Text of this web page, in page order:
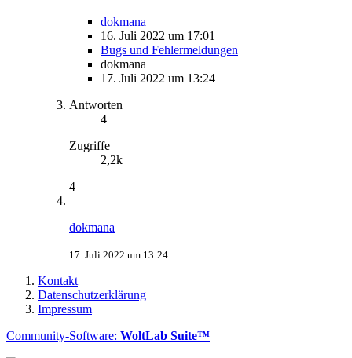
dokmana
16. Juli 2022 um 17:01
Bugs und Fehlermeldungen
dokmana
17. Juli 2022 um 13:24
Antworten
4
Zugriffe
2,2k
4
dokmana
17. Juli 2022 um 13:24
Kontakt
Datenschutzerklärung
Impressum
Community-Software: WoltLab Suite™